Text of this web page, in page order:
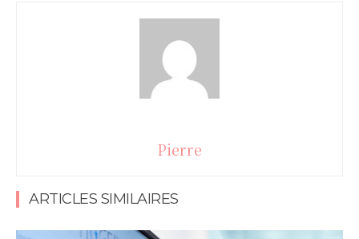
Pierre
ARTICLES SIMILAIRES